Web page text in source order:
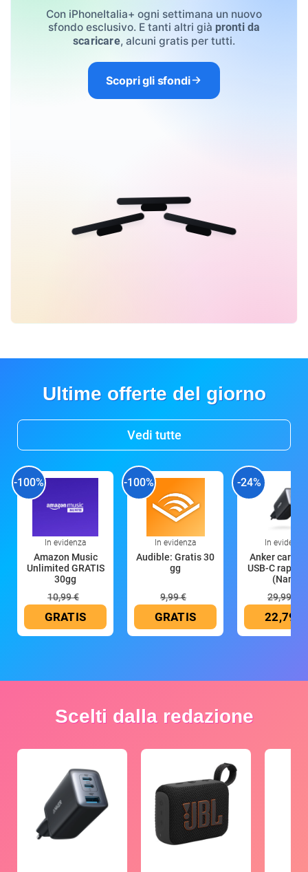
Con iPhoneItalia+ ogni settimana un nuovo
sfondo esclusivo. E tanti altri già pronti da
scaricare, alcuni gratis per tutti.
Scopri gli sfondi
Ultime offerte del giorno
Vedi tutte
-100%
In evidenza
Amazon Music
Unlimited GRATIS
30gg
10,99 €
GRATIS
-100%
In evidenza
Audible: Gratis 30
gg
9,99 €
GRATIS
-24%
In evidenza
Anker
USB-C rapido
(Nano
29,99 €
22,79 €
Scelti dalla redazione